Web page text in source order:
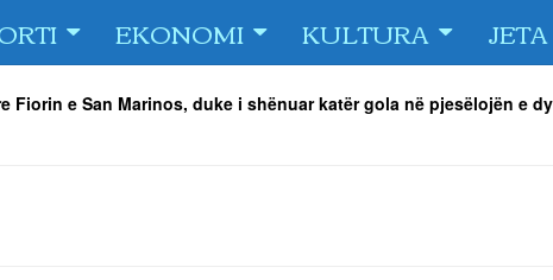
EKONOMI KULTURA JETA
Orhan Abdi -06/08/2026
këta lojtarë